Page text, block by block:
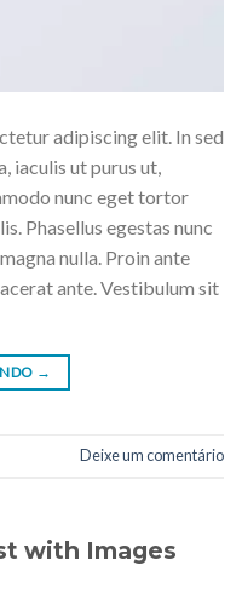
adipiscing elit. In sed
iaculis ut purus ut,
nunc eget tortor
Phasellus egestas nunc
nulla. Proin ante
ante. Vestibulum sit
→
Deixe um comentário
with Images